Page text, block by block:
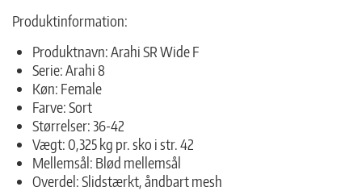
Produktinformation:
Produktnavn: Arahi SR Wide F
Serie: Arahi 8
Køn: Female
Farve: Sort
Størrelser: 36-42
Vægt: 0,325 kg pr. sko i str. 42
Mellemsål: Blød mellemsål
Overdel: Slidstærkt, åndbart mesh